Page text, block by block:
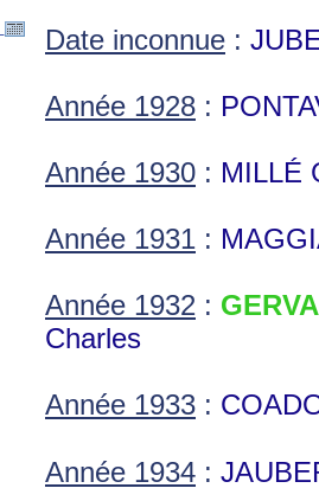
Date inconnue :
Année 1928 :
Année 1930 : MILLÉ
Année 1931 :
Année 1932 :
Charles
Année 1933 :
Année 1934 :